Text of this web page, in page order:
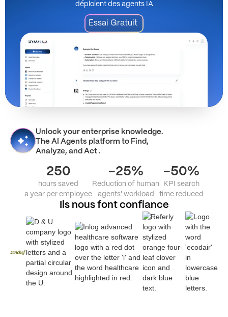
déploient des agents IA
Essai Gratuit
Unlock your enterprise knowledge.
The AI Agents platform to Find,
Analyze, and Act .
250
hours saved
a year per employee
-25%
Reduction of human
agents' workload
-50%
KPI search
time reduced
Ils nous font confiance